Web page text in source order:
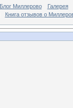
Блог Миллерово
Галерея
Книга отзывов о